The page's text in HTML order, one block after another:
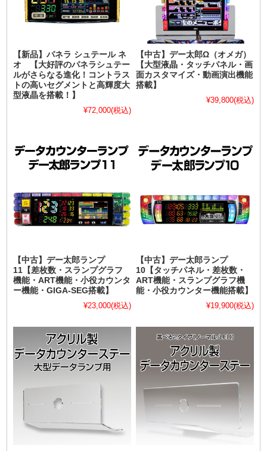
【新品】パネラ シュテール ネ
オ 【大好評のパネラシュテー
ルがさらなる進化！コントラス
トの高いセグメントと高輝度大
型液晶を搭載！】
¥72,000(税込)
【中古】デー太郎Ω（オメガ）
【大型液晶・タッチパネル・画
面カスタマイズ・動画演出機能
搭載】
¥39,800(税込)
【中古】デー太郎ランプ
11【差枚数・スランプグラフ
機能・ART機能・小役カウンタ
ー機能・GIGA-SEG搭載】
¥23,000(税込)
【中古】デー太郎ランプ
10【タッチパネル・差枚数・
ART機能・スランプグラフ機
能・小役カウンター機能搭載】
¥19,900(税込)